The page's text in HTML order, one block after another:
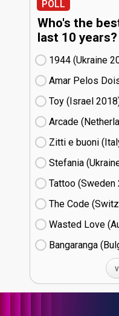
POLL
Who's the
last 10 years?
1944 (Ukraine
Amar Pelos
Toy (Israel
Arcade
Zitti e buoni​
Stefania
Tattoo (Sweden
The Code
Wasted Love
Bangaranga